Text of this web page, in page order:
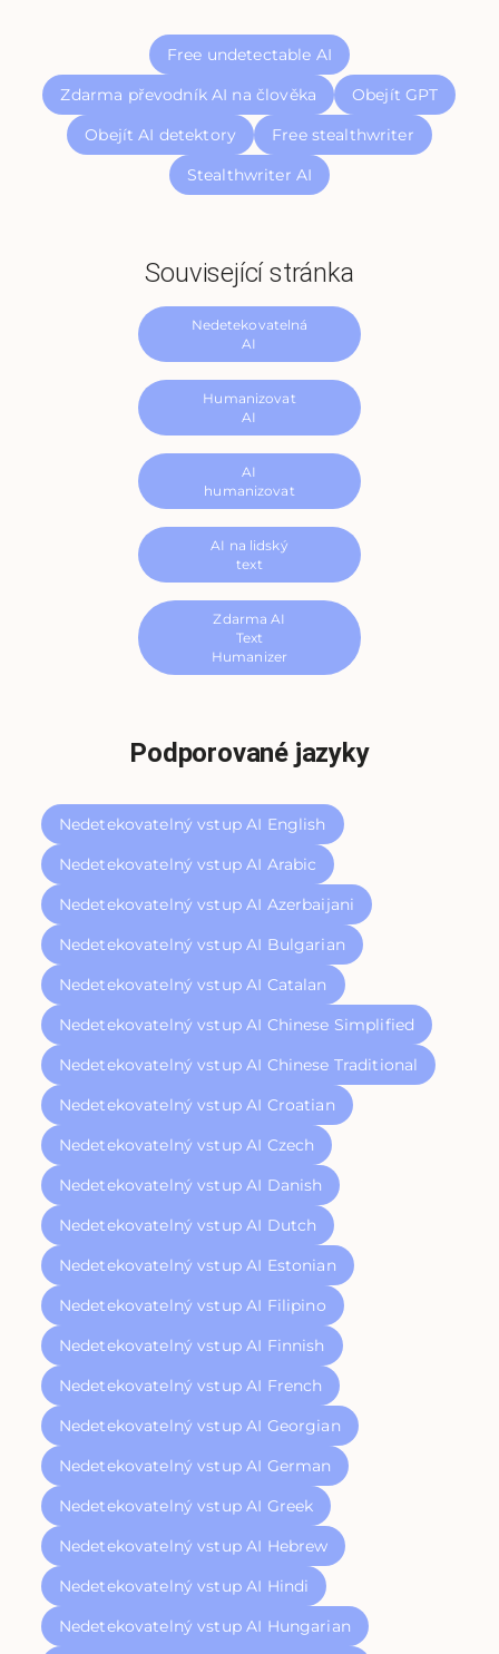
Free undetectable AI
Zdarma převodník AI na člověka
Obejít GPT
Obejít AI detektory
Free stealthwriter
Stealthwriter AI
Související stránka
Nedetekovatelná
AI
Humanizovat
AI
AI
humanizovat
AI na lidský
text
Zdarma AI
Text
Humanizer
Podporované jazyky
Nedetekovatelný vstup AI English
Nedetekovatelný vstup AI Arabic
Nedetekovatelný vstup AI Azerbaijani
Nedetekovatelný vstup AI Bulgarian
Nedetekovatelný vstup AI Catalan
Nedetekovatelný vstup AI Chinese Simplified
Nedetekovatelný vstup AI Chinese Traditional
Nedetekovatelný vstup AI Croatian
Nedetekovatelný vstup AI Czech
Nedetekovatelný vstup AI Danish
Nedetekovatelný vstup AI Dutch
Nedetekovatelný vstup AI Estonian
Nedetekovatelný vstup AI Filipino
Nedetekovatelný vstup AI Finnish
Nedetekovatelný vstup AI French
Nedetekovatelný vstup AI Georgian
Nedetekovatelný vstup AI German
Nedetekovatelný vstup AI Greek
Nedetekovatelný vstup AI Hebrew
Nedetekovatelný vstup AI Hindi
Nedetekovatelný vstup AI Hungarian